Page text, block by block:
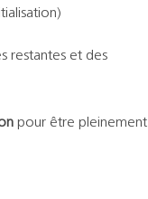
restantes et des
pour être pleinement